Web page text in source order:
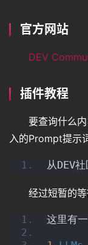
官方网站
DEV
插件教程
要查询什么
入的Prompt提示
从DEV
经过短暂的
这里有